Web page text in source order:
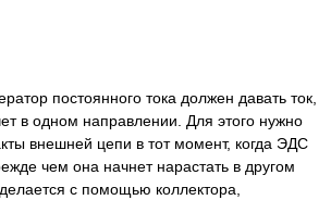
постоянного тока должен давать ток,
в одном направлении. Для этого нужно
внешней цепи в тот момент, когда ЭДС
чем она начнет нарастать в другом
с помощью коллектора,